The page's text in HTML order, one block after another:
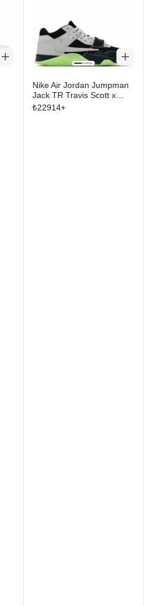
Nike Air Jordan Jumpman
Jack TR Travis Scott x
Chase B Black Night Silver
₺22914+